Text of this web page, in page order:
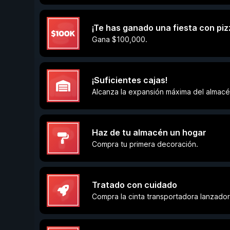
¡Te has ganado una fiesta con
Gana $100,000.
¡Suficientes cajas!
Alcanza la expansión máxima del
Haz de tu almacén un hogar
Compra tu primera decoración.
Tratado con cuidado
Compra la cinta transportadora